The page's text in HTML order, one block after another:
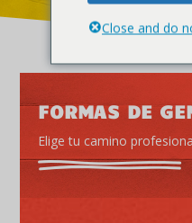
FORMAS DE
Elige tu camino
Close and do